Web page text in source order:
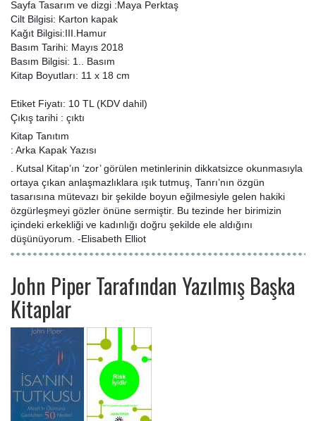
Sayfa Tasarım ve dizgi :Maya Perktaş
Cilt Bilgisi: Karton kapak
Kağıt Bilgisi:III.Hamur
Basım Tarihi: Mayıs 2018
Basım Bilgisi: 1.. Basım
Kitap Boyutları: 11 x 18 cm
Etiket Fiyatı: 10 TL (KDV dahil)
Çıkış tarihi : çıktı
Kitap Tanıtım
: Arka Kapak Yazısı
. Kutsal Kitap’ın ‘zor’ görülen metinlerinin dikkatsizce okunmasıyla
ortaya çıkan anlaşmazlıklara ışık tutmuş, Tanrı’nın özgün
tasarısına mütevazı bir şekilde boyun eğilmesiyle gelen hakiki
özgürleşmeyi gözler önüne sermiştir. Bu tezinde her birimizin
içindeki erkekliği ve kadınlığı doğru şekilde ele aldığını
düşünüyorum. -Elisabeth Elliot
John Piper Tarafından Yazılmış Başka
Kitaplar